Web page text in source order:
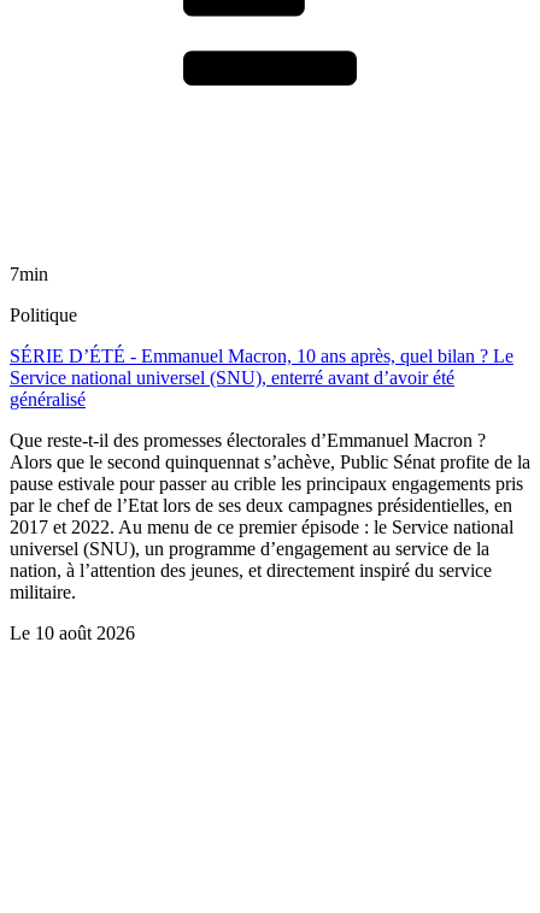
7min
Politique
SÉRIE D’ÉTÉ - Emmanuel Macron, 10 ans après, quel bilan ? Le
Service national universel (SNU), enterré avant d’avoir été
généralisé
Que reste-t-il des promesses électorales d’Emmanuel Macron ?
Alors que le second quinquennat s’achève, Public Sénat profite de la
pause estivale pour passer au crible les principaux engagements pris
par le chef de l’Etat lors de ses deux campagnes présidentielles, en
2017 et 2022. Au menu de ce premier épisode : le Service national
universel (SNU), un programme d’engagement au service de la
nation, à l’attention des jeunes, et directement inspiré du service
militaire.
Le 10 août 2026